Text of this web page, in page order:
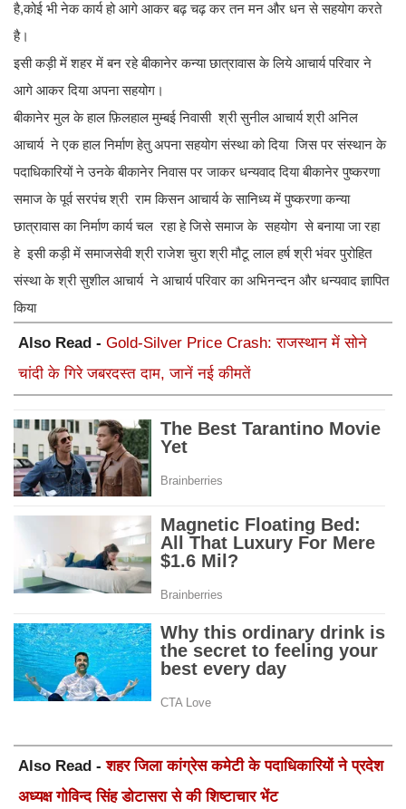
है,कोई भी नेक कार्य हो आगे आकर बढ़ चढ़ कर तन मन और धन से सहयोग करते
है।
इसी कड़ी में शहर में बन रहे बीकानेर कन्या छात्रावास के लिये आचार्य परिवार ने
आगे आकर दिया अपना सहयोग।
बीकानेर मुल के हाल फ़िलहाल मुम्बई निवासी श्री सुनील आचार्य श्री अनिल
आचार्य ने एक हाल निर्माण हेतु अपना सहयोग संस्था को दिया जिस पर संस्थान के
पदाधिकारियों ने उनके बीकानेर निवास पर जाकर धन्यवाद दिया बीकानेर पुष्करणा
समाज के पूर्व सरपंच श्री राम किसन आचार्य के सानिध्य में पुष्करणा कन्या
छात्रावास का निर्माण कार्य चल रहा हे जिसे समाज के सहयोग से बनाया जा रहा
हे इसी कड़ी में समाजसेवी श्री राजेश चुरा श्री मौटू लाल हर्ष श्री भंवर पुरोहित
संस्था के श्री सुशील आचार्य ने आचार्य परिवार का अभिनन्दन और धन्यवाद ज्ञापित
किया
Also Read - Gold-Silver Price Crash: राजस्थान में सोने
चांदी के गिरे जबरदस्त दाम, जानें नई कीमतें
Also Read -शहर जिला कांग्रेस कमेटी के पदाधिकारियों ने प्रदेश
अध्यक्ष गोविन्द सिंह डोटासरा से की शिष्टाचार भेंट